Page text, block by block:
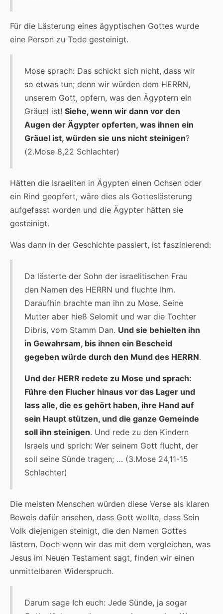
Für die Lästerung eines ägyptischen Gottes wurde
eine Person zu Tode gesteinigt.
Mose sprach: Das schickt sich nicht, dass wir
so etwas tun; denn wir würden dem HERRN,
unserem Gott, opfern, was den Ägyptern ein
Gräuel ist! Siehe, wenn wir dann vor den
Augen der Ägypter opferten, was ihnen ein
Gräuel ist, würden sie uns nicht steinigen?
(2.Mose 8,22 Schlachter)
Hätten die Israeliten in Ägypten einen Ochsen oder
ein Rind geopfert, wäre dies als Gotteslästerung
aufgefasst worden und die Ägypter hätten sie
gesteinigt.
Was dann in der Geschichte passiert, ist faszinierend:
Da lästerte der Sohn der israelitischen Frau
den Namen des HERRN und fluchte Ihm.
Daraufhin brachte man ihn zu Mose. Seine
Mutter aber hieß Selomit und war die Tochter
Dibris, vom Stamm Dan. Und sie behielten ihn
in Gewahrsam, bis ihnen ein Bescheid
gegeben würde durch den Mund des HERRN.
Und der HERR redete zu Mose und sprach:
Führe den Flucher hinaus vor das Lager und
lass alle, die es gehört haben, ihre Hand auf
sein Haupt stützen, und die ganze Gemeinde
soll ihn steinigen. Und rede zu den Kindern
Israels und sprich: Wer seinem Gott flucht, der
soll seine Sünde tragen; … (3.Mose 24,11-15
Schlachter)
Die meisten Menschen würden diese Verse als klaren
Beweis dafür ansehen, dass Gott wollte, dass Sein
Volk diejenigen steinigt, die den Namen Gottes
lästern. Doch wenn wir das mit dem vergleichen, was
Jesus im Neuen Testament sagt, finden wir einen
unmittelbaren Widerspruch.
Darum sage Ich euch: Jede Sünde, ja sogar